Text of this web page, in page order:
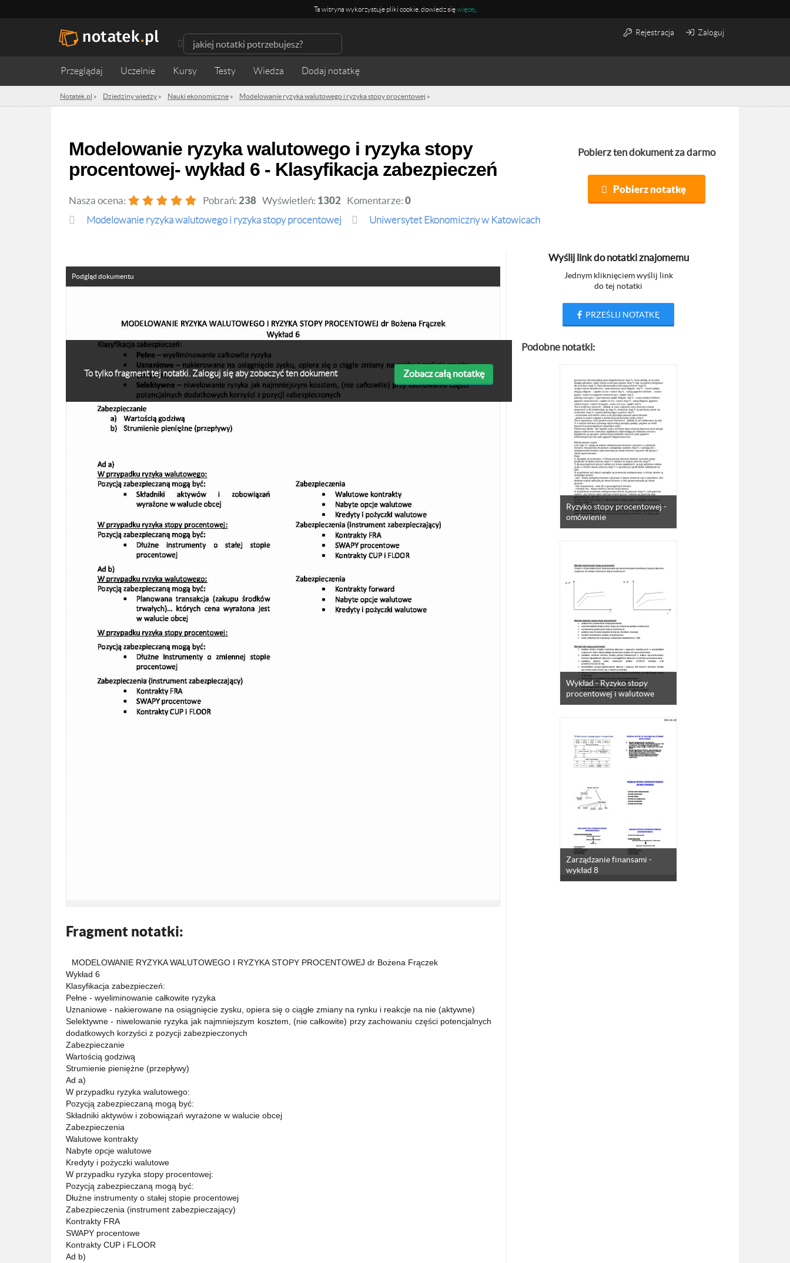
Ta witryna wykorzystuje pliki cookie, dowiedz sięwięcej
Rejestracja Zaloguj
Przeglądaj Uczelnie Kursy Testy Wiedza
Notatek.pl » Dziedziny wiedzy » Nauki ekonomiczne » Modelowanie ryzyka walutowego i ryzyka stopy procentowej »
Modelowanie ryzyka walutowego i ryzyka stopy
procentowej- wykład 6 - Klasyfikacja zabezpieczeń
Nasza ocena: Pobrań: 238 Wyświetleń: 1302 Komentarze: 0
Modelowanie ryzyka walutowego i ryzyka stopy procentowej Uniwersytet Ekonomiczny w Katowicach
Pobierz ten dokument za darmo
Pobierz notatkę
To tylko fragment tej notatki. Zaloguj się aby zobaczyć ten dokument Zobacz całą notatkę
Podgląd dokumentu
Fragment notatki:
MODELOWANIE RYZYKA WALUTOWEGO I RYZYKA STOPY PROCENTOWEJ dr Bożena Frączek
Wykład 6
Klasyfikacja zabezpieczeń:
Pełne - wyeliminowanie całkowite ryzyka
Uznaniowe - nakierowane na osiągnięcie zysku, opiera się o ciągłe zmiany na rynku i reakcje na nie (aktywne)
Selektywne - niwelowanie ryzyka jak najmniejszym kosztem, (nie całkowite) przy zachowaniu części potencjalnych
dodatkowych korzyści z pozycji zabezpieczonych
Zabezpieczanie
Wartością godziwą
Strumienie pieniężne (przepływy)
Ad a)
W przypadku ryzyka walutowego:
Pozycją zabezpieczaną mogą być:
Składniki aktywów i zobowiązań wyrażone w walucie obcej
Zabezpieczenia
Walutowe kontrakty
Nabyte opcje walutowe
Kredyty i pożyczki walutowe
W przypadku ryzyka stopy procentowej:
Pozycją zabezpieczaną mogą być:
Dłużne instrumenty o stałej stopie procentowej
Zabezpieczenia (instrument zabezpieczający)
Kontrakty FRA
SWAPY procentowe
Kontrakty CUP i FLOOR
Ad b)
Wyślij link do notatki znajomemu
Jednym kliknięciem wyślij link
do tej notatki
PRZEŚLIJ NOTATKĘ
Podobne notatki:
Ryzyko stopy procentowej -
omówienie
Wykład - Ryzyko stopy
procentowej i walutowe
Zarządzanie finansami -
wykład 8